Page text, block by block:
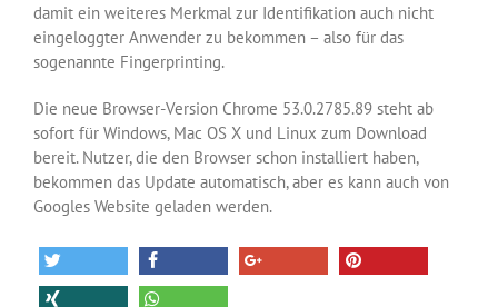
damit ein weiteres Merkmal zur Identifikation auch nicht
eingeloggter Anwender zu bekommen – also für das
sogenannte Fingerprinting.
Die neue Browser-Version Chrome 53.0.2785.89 steht ab
sofort für Windows, Mac OS X und Linux zum Download
bereit. Nutzer, die den Browser schon installiert haben,
bekommen das Update automatisch, aber es kann auch von
Googles Website geladen werden.